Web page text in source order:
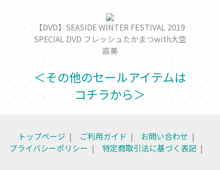
【DVD】SEASIDE WINTER FESTIVAL 2019
SPECIAL DVD フレッシュたかまつwith大空
直美
＜その他のセールアイテムは
コチラから＞
トップページ ご利用ガイド
お問い合わせ
プライバシーポリシー
特定商取引法に基づく表記